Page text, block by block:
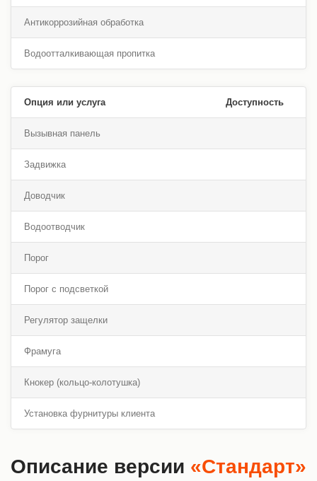
Антикоррозийная обработка
Водоотталкивающая пропитка
Опция или услуга Доступность
Вызывная панель
Задвижка
Доводчик
Водоотводчик
Порог
Порог с подсветкой
Регулятор защелки
Фрамуга
Кнокер (кольцо-колотушка)
Установка фурнитуры клиента
Описание версии «Стандарт»